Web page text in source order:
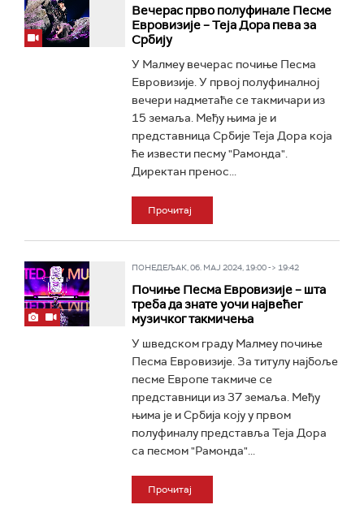
Вечерас прво полуфинале Песме
Евровизије – Теја Дора пева за
Србију
У Малмеу вечерас почиње Песма
Евровизије. У првој полуфиналној
вечери надметаће се такмичари из
15 земаља. Међу њима је и
представница Србије Теја Дора која
ће извести песму "Рамонда".
Директан пренос...
Прочитај
ПОНЕДЕЉАК, 06. МАЈ 2024, 19:00 -> 19:42
Почиње Песма Евровизије – шта
треба да знате уочи највећег
музичког такмичења
У шведском граду Малмеу почиње
Песма Евровизије. За титулу најбоље
песме Европе такмиче се
представници из 37 земаља. Међу
њима је и Србија коју у првом
полуфиналу представља Теја Дора
са песмом "Рамонда"...
Прочитај